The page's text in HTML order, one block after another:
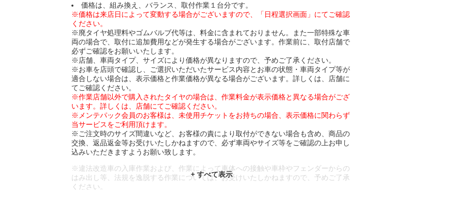
価格は、組み換え、バランス、取付作業１台分です。
※価格は来店日によって変動する場合がございますので、「日程選択画面」にてご確認
ください。
※廃タイヤ処理料やゴムバルブ代等は、料金に含まれておりません。また一部特殊な車
両の場合で、取付に追加費用などが発生する場合がございます。作業前に、取付店舗で
必ずご確認をお願いいたします。
※店舗、車両タイプ、サイズにより価格が異なりますので、予めご了承ください。
※お車を店頭で確認し、ご選択いただいたサービス内容とお車の状態・車両タイプ等が
適合しない場合は、表示価格と作業価格が異なる場合がございます。詳しくは、店舗に
てご確認ください。
※作業店舗以外で購入されたタイヤの場合は、作業料金が表示価格と異なる場合がござ
います。詳しくは、店舗にてご確認ください。
※メンテパック会員のお客様は、未使用チケットをお持ちの場合、表示価格に関わらず
当サービスをご利用頂けます。
※ご注文時のサイズ間違いなど、お客様の責により取付ができない場合も含め、商品の
交換、返品返金等お受けいたしかねますので、必ず車両やサイズ等をご確認の上お申し
込みいただきますようお願い致します。
※違法改造車の入庫作業および、作業によって車体への接触や車枠やフェンダーからの
はみ出し等、法規を逸脱する作業については、お受けいたしかねますので、予めご了承
ください。